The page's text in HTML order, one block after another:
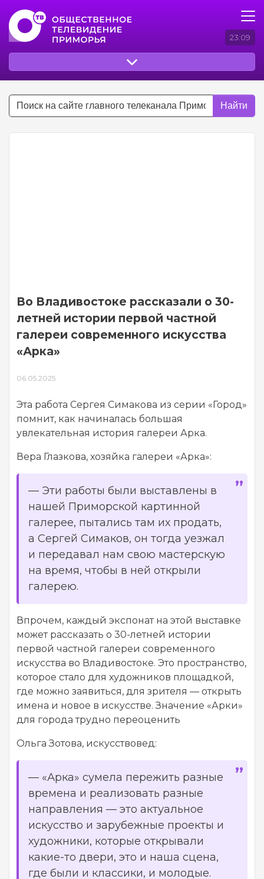
23:09
Найти
Во Владивостоке рассказали о 30-
летней истории первой частной
галереи современного искусства
«Арка»
06.05.2025
Эта работа Сергея Симакова из серии «Город»
помнит, как начиналась большая
увлекательная история галереи Арка.
Вера Глазкова, хозяйка галереи «Арка»:
— Эти работы были выставлены в
нашей Приморской картинной
галерее, пытались там их продать,
а Сергей Симаков, он тогда уезжал
и передавал нам свою мастерскую
на время, чтобы в ней открыли
галерею.
Впрочем, каждый экспонат на этой выставке
может рассказать о 30-летней истории
первой частной галереи современного
искусства во Владивостоке. Это пространство,
которое стало для художников площадкой,
где можно заявиться, для зрителя — открыть
имена и новое в искусстве. Значение «Арки»
для города трудно переоценить
Ольга Зотова, искусствовед:
— «Арка» сумела пережить разные
времена и реализовать разные
направления — это актуальное
искусство и зарубежные проекты и
художники, которые открывали
какие-то двери, это и наша сцена,
где были и классики, и молодые.